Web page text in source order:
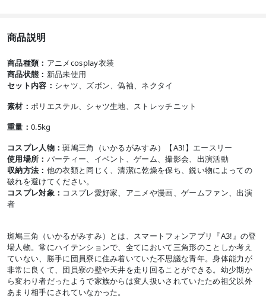
商品説明
商品種類： アニメcosplay衣装
商品状態： 新品未使用
セット内容： シャツ、ズボン、偽袖、ネクタイ
素材： ポリエステル、シャツ生地、ストレッチニット
重量： 0.5kg
コスプレ人物：斑鳩三角（いかるがみすみ）【A3!】エースリー
使用場所： パーティー、イベント、ゲーム、撮影会、出演活動
収納方法： 他の衣類と同じく、清潔に乾燥を保ち、鋭い物によっての
破れを避けてください。
コスプレ対象： コスプレ愛好家、アニメや漫画、ゲームファン、出演
者
斑鳩三角（いかるがみすみ）とは、スマートフォンアプリ『A3!』の登
場人物。常にハイテンションで、全てにおいて三角形のことしか考え
ていない、勝手に団員寮に住み着いていた不思議な青年。身体能力が
非常に良くて、団員寮の壁や天井を走り回ることができる。幼少期か
ら変わり者だったようで家族からは変人扱いされていたため祖父以外
あまり相手にされていなかった。